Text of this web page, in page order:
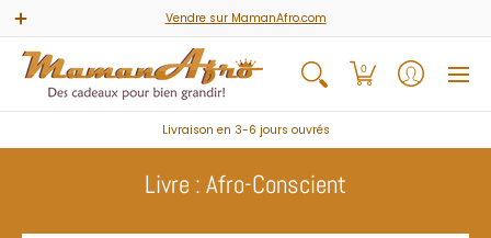
Jeux & Activités Livres & Comptines
Vendre sur MamanAfro.com
0
Livraison en 3-6 jours ouvrés
Livre : Afro-Conscient